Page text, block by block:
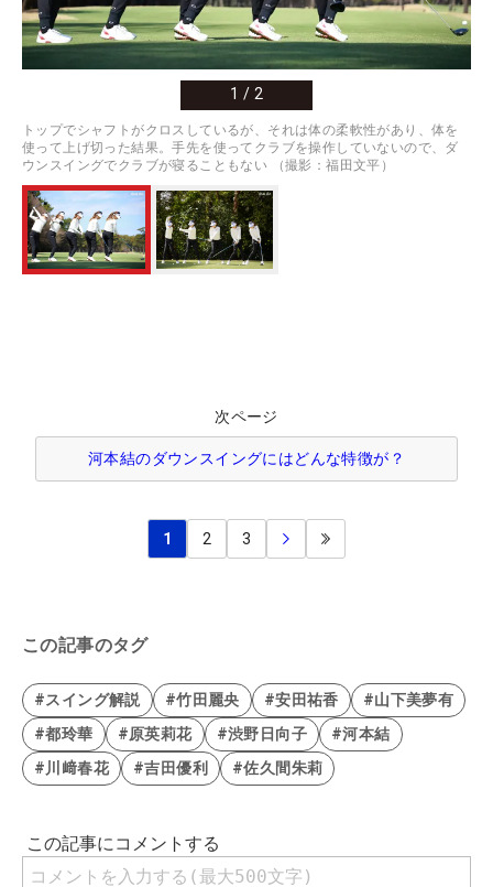
1 / 2
トップでシャフトがクロスしているが、それは体の柔軟性があり、体を
使って上げ切った結果。手先を使ってクラブを操作していないので、ダ
ウンスイングでクラブが寝ることもない （撮影：福田文平）
次ページ
河本結のダウンスイングにはどんな特徴が？
1 2 3
この記事のタグ
#スイング解説 #竹田麗央 #安田祐香
#山下美夢有
#都玲華
#原英莉花 #渋野日向子
#河本結
#川﨑春花
#吉田優利 #佐久間朱莉